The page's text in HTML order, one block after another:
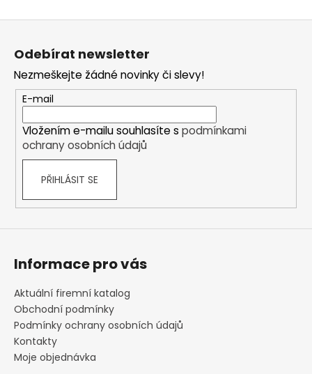
Z
Odebírat newsletter
Nezmeškejte žádné novinky či slevy!
E-mail
Vložením e-mailu souhlasíte s podmínkami
ochrany osobních údajů
PŘIHLÁSIT SE
Informace pro vás
Aktuální firemní katalog
Obchodní podmínky
Podmínky ochrany osobních údajů
Kontakty
Moje objednávka